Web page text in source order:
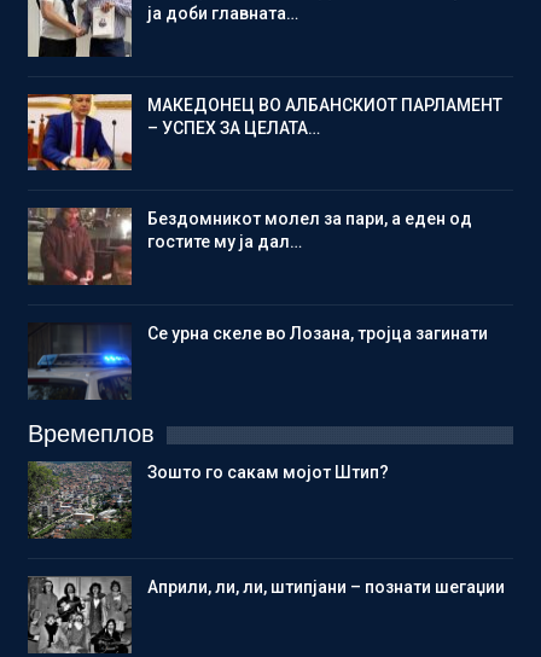
ја доби главната…
МАКЕДОНЕЦ ВО АЛБАНСКИОТ ПАРЛАМЕНТ
– УСПЕХ ЗА ЦЕЛАТА…
Бездомникот молел за пари, а еден од
гостите му ја дал…
Се урна скеле во Лозана, тројца загинати
Времеплов
Зошто го сакам мојот Штип?
Aприли, ли, ли, штипјани – познати шегаџии